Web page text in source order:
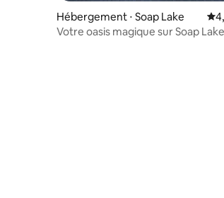
Hébergement ⋅ Soap Lake
Votre oasis magique sur Soap Lake